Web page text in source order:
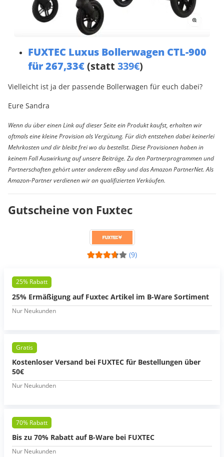
FUXTEC Luxus Bollerwagen CTL-900
für 267,33€(statt 339€)
Vielleicht ist ja der passende Bollerwagen für euch dabei?
Eure Sandra
Wenn du über einen Link auf dieser Seite ein Produkt kaufst, erhalten wir
oftmals eine kleine Provision als Vergütung. Für dich entstehen dabei keinerlei
Mehrkosten und dir bleibt frei wo du bestellst. Diese Provisionen haben in
keinem Fall Auswirkung auf unsere Beiträge. Zu den Partnerprogrammen und
Partnerschaften gehört unter anderem eBay und das Amazon PartnerNet. Als
Amazon-Partner verdienen wir an qualifizierten Verkäufen.
Gutscheine von Fuxtec
(9)
25% Rabatt
25% Ermäßigung auf Fuxtec Artikel im B-Ware Sortiment
Nur Neukunden
Gratis
Kostenloser Versand bei FUXTEC für Bestellungen über
50€
Nur Neukunden
70% Rabatt
Bis zu 70% Rabatt auf B-Ware bei FUXTEC
Nur Neukunden